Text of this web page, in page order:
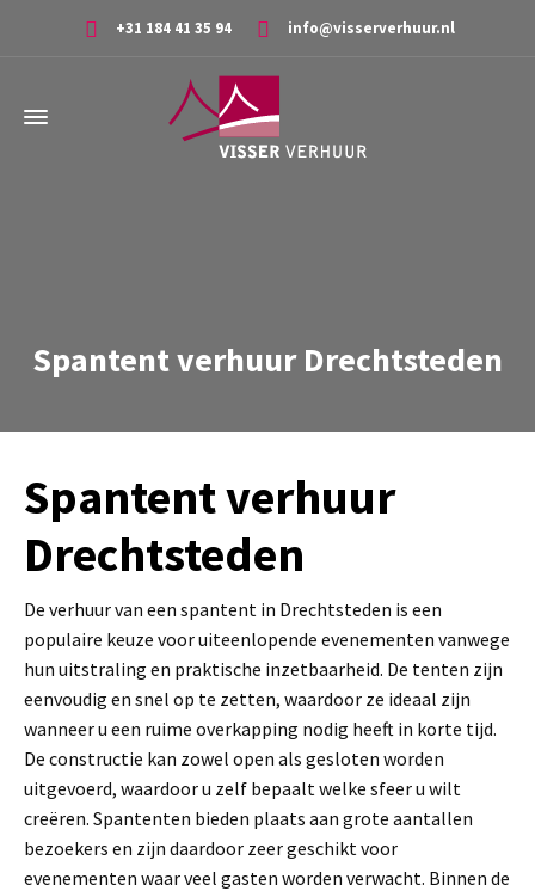
+31 184 41 35 94 info@visserverhuur.nl
Spantent verhuur Drechtsteden
Spantent verhuur
Drechtsteden
De verhuur van een spantent in Drechtsteden is een
populaire keuze voor uiteenlopende evenementen vanwege
hun uitstraling en praktische inzetbaarheid. De tenten zijn
eenvoudig en snel op te zetten, waardoor ze ideaal zijn
wanneer u een ruime overkapping nodig heeft in korte tijd.
De constructie kan zowel open als gesloten worden
uitgevoerd, waardoor u zelf bepaalt welke sfeer u wilt
creëren. Spantenten bieden plaats aan grote aantallen
bezoekers en zijn daardoor zeer geschikt voor
evenementen waar veel gasten worden verwacht. Binnen de